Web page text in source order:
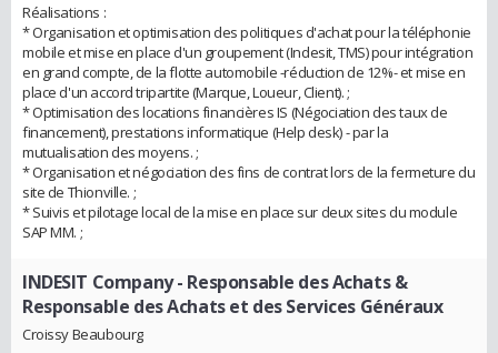
Réalisations :
* Organisation et optimisation des politiques d'achat pour la téléphonie
mobile et mise en place d'un groupement (Indesit, TMS) pour intégration
en grand compte, de la flotte automobile -réduction de 12%- et mise en
place d'un accord tripartite (Marque, Loueur, Client). ;
* Optimisation des locations financières IS (Négociation des taux de
financement), prestations informatique (Help desk) - par la
mutualisation des moyens. ;
* Organisation et négociation des fins de contrat lors de la fermeture du
site de Thionville. ;
* Suivis et pilotage local de la mise en place sur deux sites du module
SAP MM. ;
INDESIT Company- Responsable des Achats &
Responsable des Achats et des Services Généraux
Croissy Beaubourg